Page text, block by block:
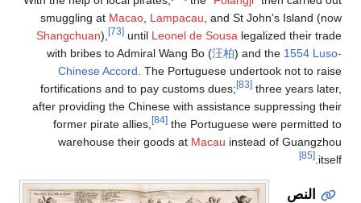
smuggling at Macao,Lampacau , andSt John'sIsland
Shangchuan), untilLeonel de Sousalegalized their
with bribes to Admiral Wang Bo (汪柏) and the1554
Chinese Accord. The Portuguese undertook not to
fortifications and to pay customs dues;
three years
after providing the Chinese with assistance suppressing
former pirate allies,
[84]the Portuguese were
warehouse their goods atMacau instead of
النص